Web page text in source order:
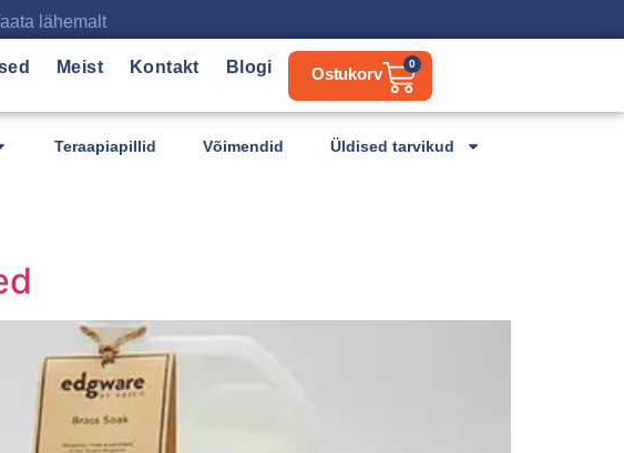
lähemalt
Meist Kontakt Blogi 0
Teraapiapillid Võimendid Üldised tarvikud